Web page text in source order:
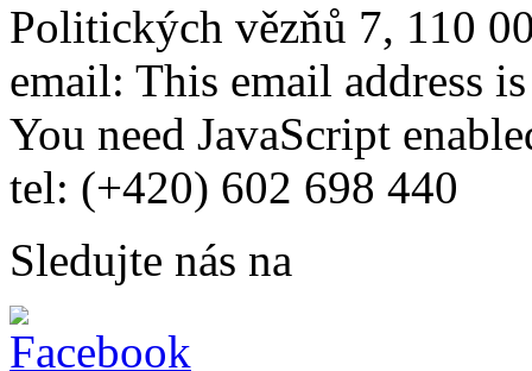
Politických vězňů 7, 110
email: This email address
You need JavaScript
tel: (+420) 602 698 440
Sledujte nás na